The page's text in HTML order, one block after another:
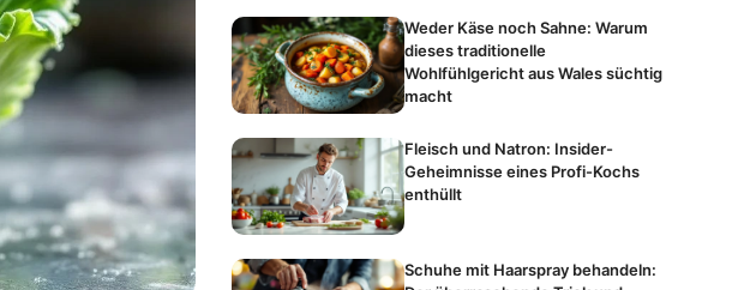
Weder Käse noch Sahne: Warum
dieses traditionelle
Wohlfühlgericht aus Wales süchtig
macht
Fleisch und Natron: Insider-
Geheimnisse eines Profi-Kochs
enthüllt
Schuhe mit Haarspray behandeln: